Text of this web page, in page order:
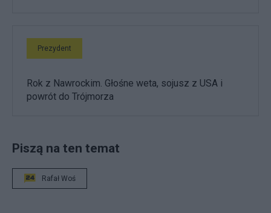
Prezydent
Rok z Nawrockim. Głośne weta, sojusz z USA i
powrót do Trójmorza
Piszą na ten temat
Rafał Woś